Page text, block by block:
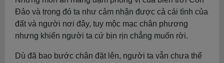
Đảo và trong đó ta như cảm nhận được cả cái tình của
đất và người nơi đây, tuy mộc mạc chân phương
nhưng khiến người ta cứ bịn rịn chẳng muốn rời.
Dù đã bao bước chân đặt lên, người ta vẫn chưa thể